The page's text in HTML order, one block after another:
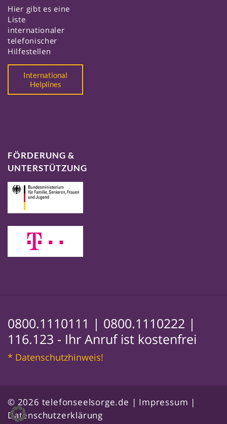
Hier gibt es eine
Liste
internationaler
telefonischer
Hilfestellen
International
Helplines
FÖRDERUNG &
UNTERSTÜTZUNG
0800.1110111 | 0800.1110222 |
116.123 - Ihr Anruf ist kostenfrei
* Datenschutzhinweis!
© 2026 telefonseelsorge.de | Impressum |
Datenschutzerklärung